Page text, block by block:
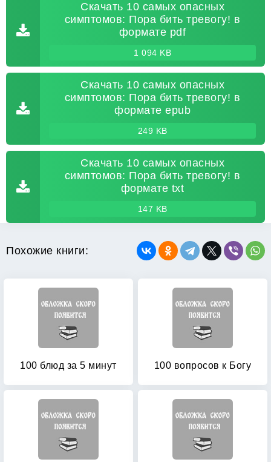
Скачать 10 самых опасных
симптомов: Пора бить тревогу! в
формате pdf
1 094 KB
Скачать 10 самых опасных
симптомов: Пора бить тревогу! в
формате epub
249 KB
Скачать 10 самых опасных
симптомов: Пора бить тревогу! в
формате txt
147 KB
Похожие книги:
100 блюд за 5 минут 100 вопросов к Богу